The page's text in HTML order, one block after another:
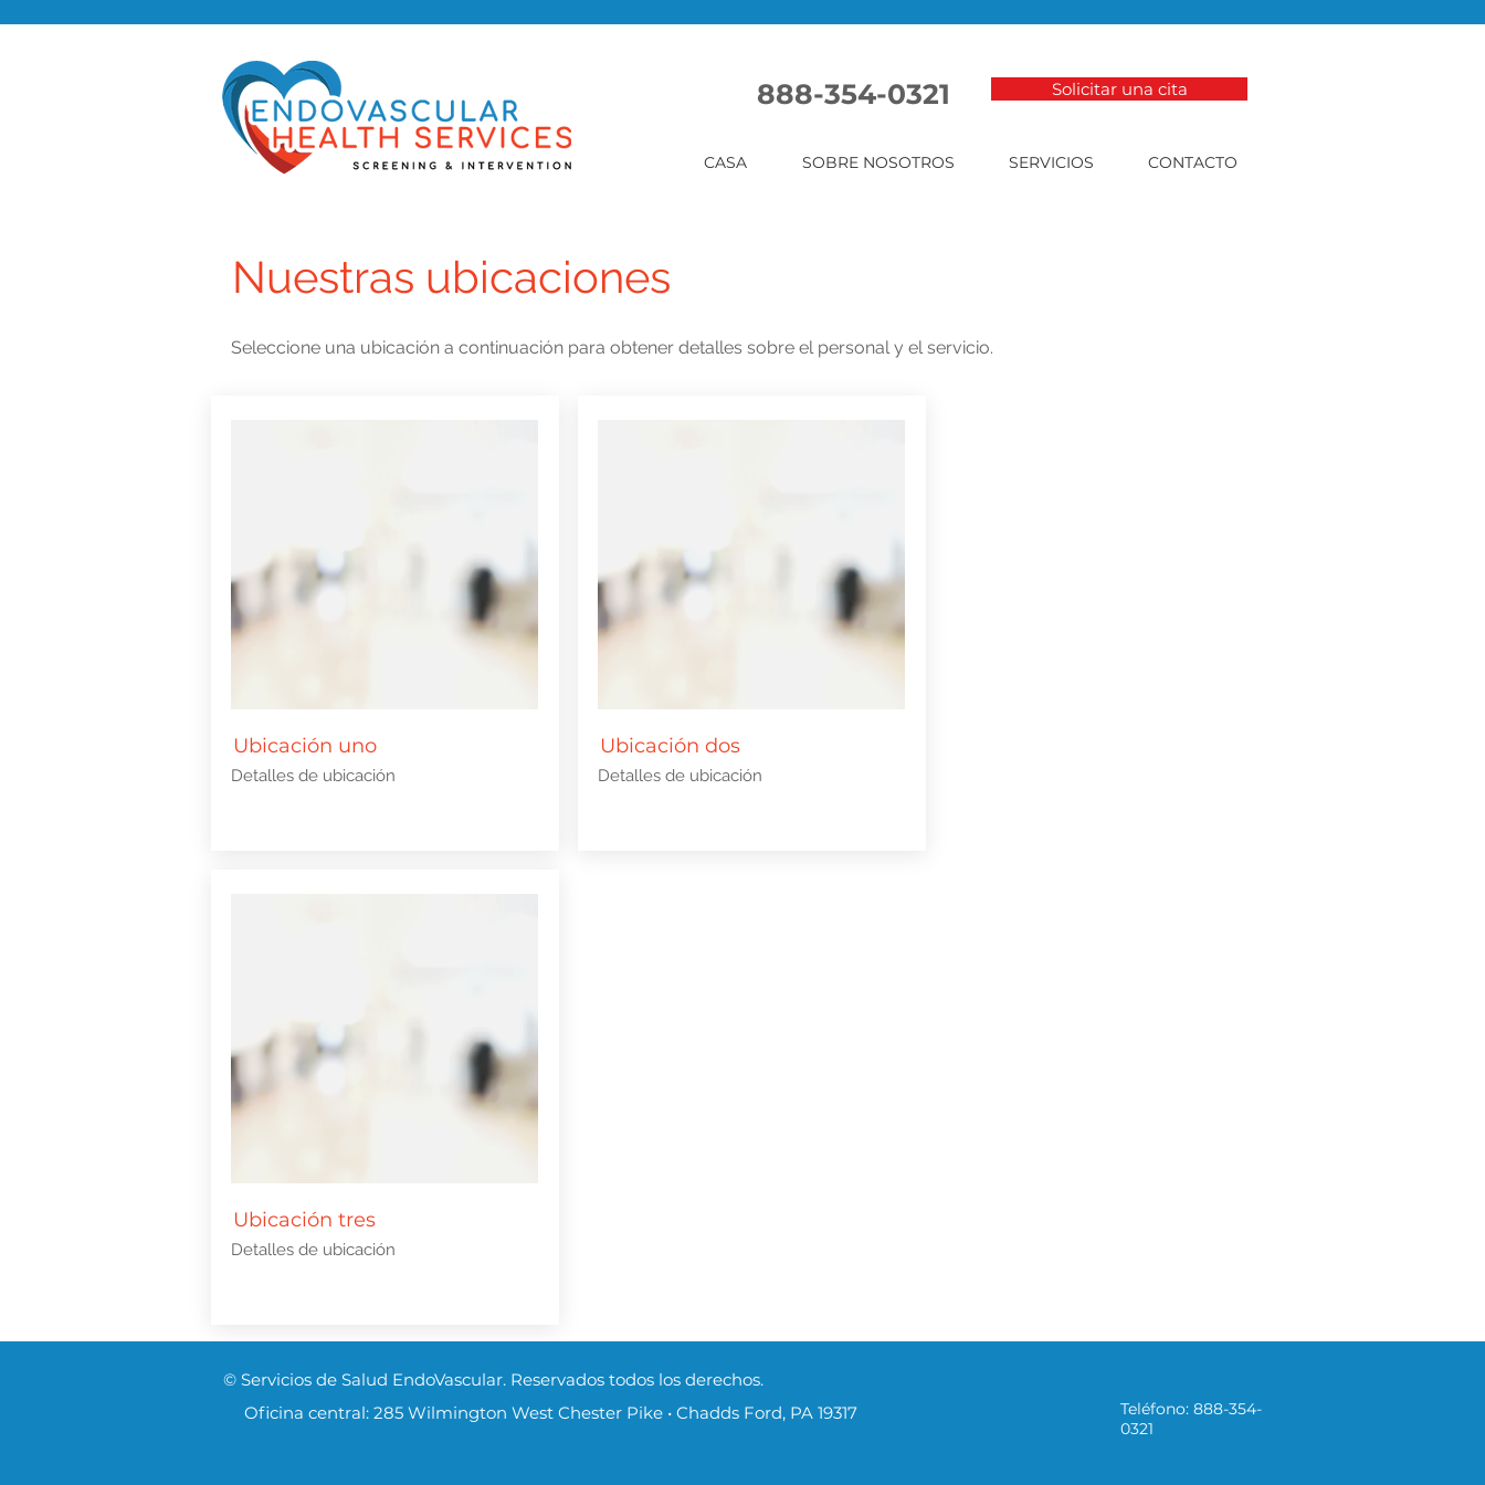
888-354-0321 Solicitar una cita
CASA SOBRE NOSOTROS SERVICIOS CONTACTO
Nuestras ubicaciones
Seleccione una ubicación a continuación para obtener detalles sobre el personal y el servicio.
Ubicación uno
Detalles de ubicación
Ubicación dos
Detalles de ubicación
Ubicación tres
Detalles de ubicación
© Servicios de Salud EndoVascular. Reservados todos los derechos.
Oficina central: 285 Wilmington West Chester Pike • Chadds Ford, PA 19317
Teléfono: 888-354-
0321